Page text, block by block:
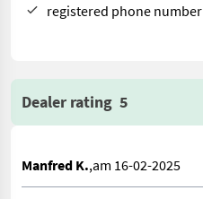
registered phone number
Dealer rating 5
Manfred K.,am 16-02-2025